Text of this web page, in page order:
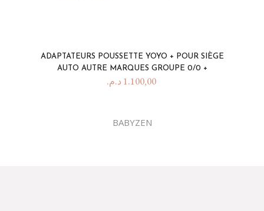
ADAPTATEURS POUSSETTE YOYO + POUR SIÈGE
AUTO AUTRE MARQUES GROUPE 0/0 +
1.100,00 د.م.
BABYZEN